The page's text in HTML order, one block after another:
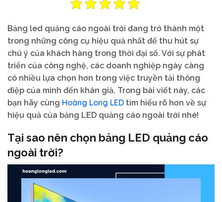
Bảng led quảng cáo ngoài trời đang trở thành một
trong những công cụ hiệu quả nhất để thu hút sự
chú ý của khách hàng trong thời đại số. Với sự phát
triển của công nghệ, các doanh nghiệp ngày càng
có nhiều lựa chọn hơn trong việc truyền tải thông
điệp của mình đến khán giả. Trong bài viết này, các
bạn hãy cùng Hoàng Long LED tìm hiểu rõ hơn về sự
hiệu quả của bảng LED quảng cáo ngoài trời nhé!
Tại sao nên chọn bảng LED quảng cáo
ngoài trời?